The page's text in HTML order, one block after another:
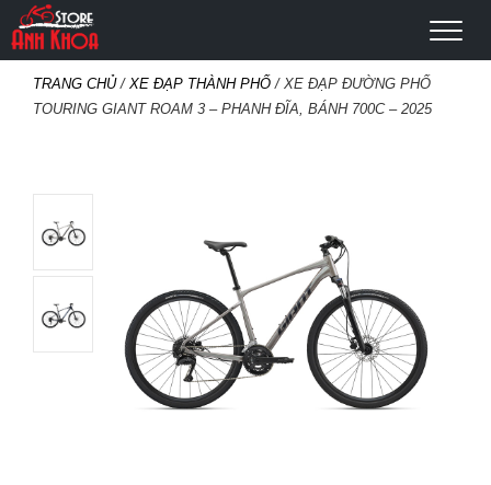
TRANG CHỦ/ XE ĐẠP THÀNH PHỐ / XE ĐẠP ĐƯỜNG PHỐ
TOURING GIANT ROAM 3 – PHANH ĐĨA, BÁNH 700C – 2025